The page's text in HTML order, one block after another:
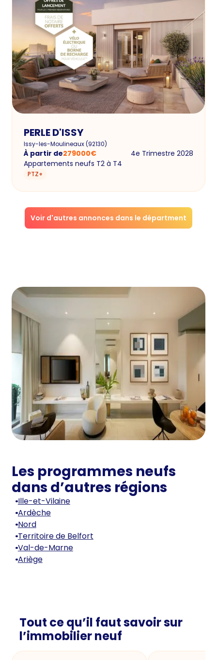
PERLE D'ISSY
Issy-les-Moulineaux(92130)
À partir de279000€
4e Trimestre 2028
Appartements neufs T2 à T4
PTZ+
Voir d'autres annonces dans le départment
Les programmes neufs
dans d’autres régions
Ille-et-Vilaine
Ardèche
Nord
Territoire de Belfort
Val-de-Marne
Ariège
Tout ce qu’il faut savoir sur
l’immobilier neuf